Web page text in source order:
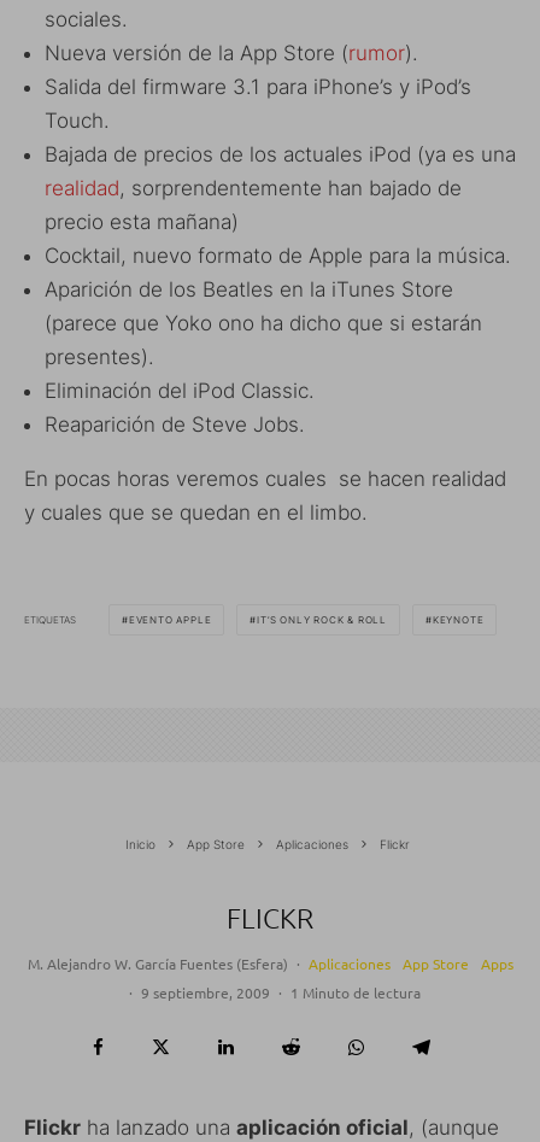
sociales.
Nueva versión de la App Store (rumor).
Salida del firmware 3.1 para iPhone’s y iPod’s
Touch.
Bajada de precios de los actuales iPod (ya es una
realidad, sorprendentemente han bajado de
precio esta mañana)
Cocktail, nuevo formato de Apple para la música.
Aparición de los Beatles en la iTunes Store
(parece que Yoko ono ha dicho que si estarán
presentes).
Eliminación del iPod Classic.
Reaparición de Steve Jobs.
En pocas horas veremos cuales se hacen realidad
y cuales que se quedan en el limbo.
ETIQUETAS EVENTO APPLE IT’S ONLY ROCK & ROLL KEYNOTE
Inicio App Store Aplicaciones Flickr
FLICKR
M. Alejandro W. García Fuentes (Esfera) · Aplicaciones App Store
Apps
· 9 septiembre, 2009 · 1 Minuto de lectura
Flickr ha lanzado una aplicación oficial, (aunque